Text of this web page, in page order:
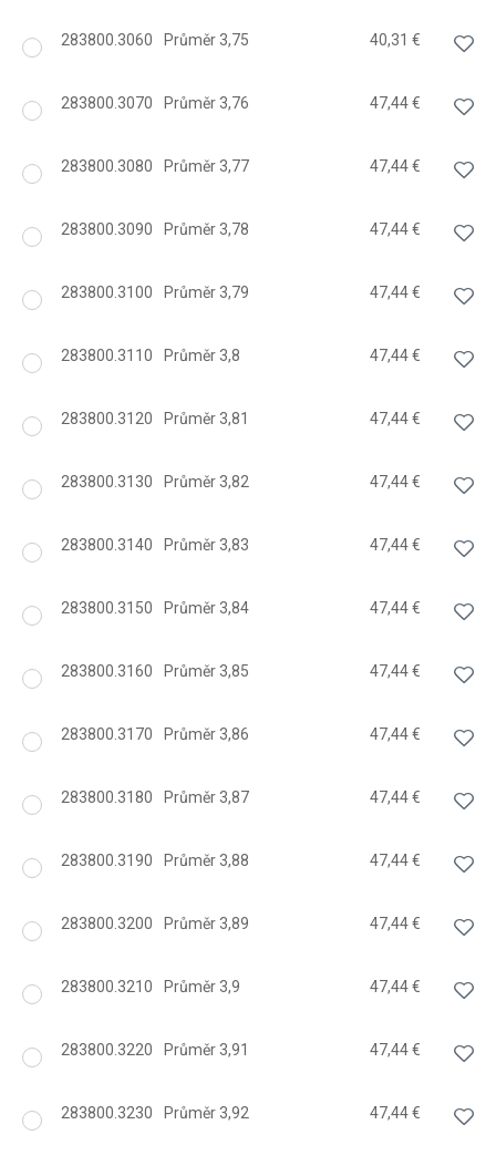
283800.3060 Průměr 3,75 40,31 €
283800.3070 Průměr 3,76 47,44 €
283800.3080 Průměr 3,77 47,44 €
283800.3090 Průměr 3,78 47,44 €
283800.3100 Průměr 3,79 47,44 €
283800.3110 Průměr 3,8 47,44 €
283800.3120 Průměr 3,81 47,44 €
283800.3130 Průměr 3,82 47,44 €
283800.3140 Průměr 3,83 47,44 €
283800.3150 Průměr 3,84 47,44 €
283800.3160 Průměr 3,85 47,44 €
283800.3170 Průměr 3,86 47,44 €
283800.3180 Průměr 3,87 47,44 €
283800.3190 Průměr 3,88 47,44 €
283800.3200 Průměr 3,89 47,44 €
283800.3210 Průměr 3,9 47,44 €
283800.3220 Průměr 3,91 47,44 €
283800.3230 Průměr 3,92 47,44 €